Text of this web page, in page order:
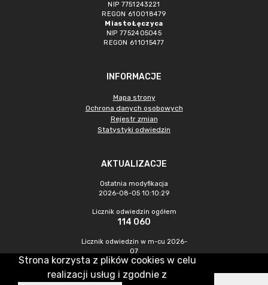
NIP 7751243221
REGON 610018479
Miasto Łęczyca
NIP 7752405045
REGON 611015477
INFORMACJE
Mapa strony
Ochrona danych osobowych
Rejestr zmian
Statystyki odwiedzin
AKTUALIZACJE
Ostatnia modyfikacja
2026-08-05 10:10:29
Licznik odwiedzin ogółem
114 060
Licznik odwiedzin w m-cu 2026-
07
579
Strona korzysta z plików cookies w celu
realizacji usług i zgodnie z